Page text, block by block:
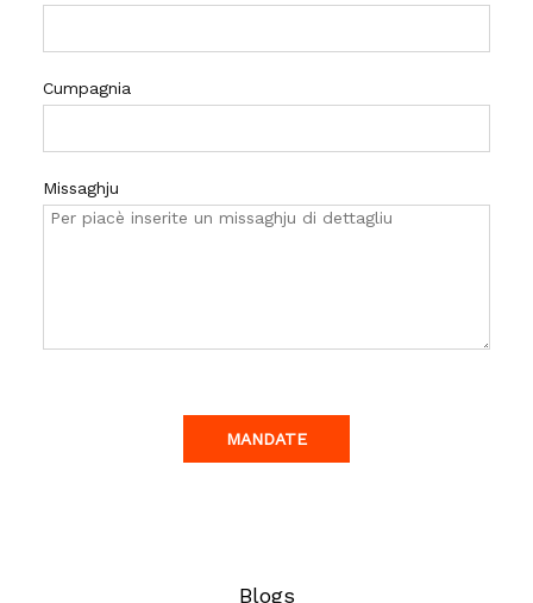
Cumpagnia
Missaghju
MANDATE
Blogs